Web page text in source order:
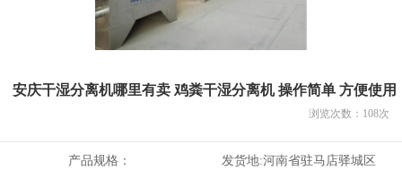
安庆干湿分离机哪里有卖 鸡粪干湿分离机 操作简单 方便使用
浏览次数： 108次
产品规格： 发货地:河南省驻马店驿城区